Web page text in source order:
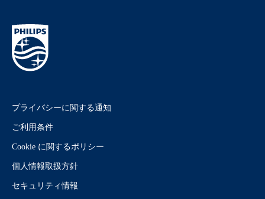
プライバシーに関する通知
ご利用条件
Cookie に関するポリシー
個人情報取扱方針
セキュリティ情報